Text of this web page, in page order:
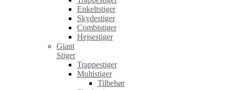
Enkeltstiger
Skydestiger
Combistiger
Hejsestiger
Giant
Stiger
Trappestiger
Multistiger
Tilbehør